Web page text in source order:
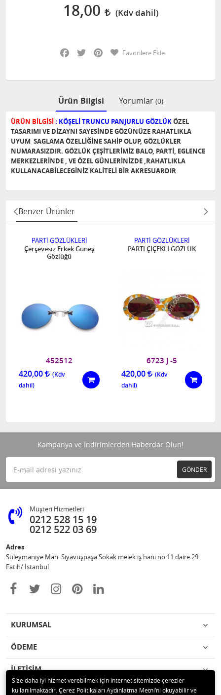
18,00
Facebook
Twitter PinterestFavorilere Ekle
Ürün Bilgisi Yorumlar (0)
ÜRÜN BİLGİSİ : KÖŞELİ TRUNCU PANJURLU GÖZLÜKÖZEL
TASARIMI VE DİZAYNI SAYESİNDE GÖZÜNÜZE RAHATLIKLA
UYUM SAGLAMA ÖZELLİĞİNE SAHİP OLUP, GÖZLÜKLER
NUMARASIZDIR. GÖZLÜK ÇEŞİTLERİMİZ BALO, PARTİ, EGLENCE
MERKEZLERİNDE , VE ÖZEL GÜNLERİNİZDE ,RAHATLIKLA
KULLANACABİLECEGİNİZ KALİTELİ BİR AKRESUARDIR
Benzer Ürünler
PARTİ GÖZLÜKLERİ
Çerçevesiz Erkek Güneş
Gözlüğü
452512
420,00
PARTİ GÖZLÜKLERİ
PARTİ ÇİÇEKLİ GÖZLÜK
6723 J -5
420,00
Kampanya ve İndirimlerden Haberdar Olun!
GÖNDER
Müşteri Hizmetleri
0212 528 15 19
0212 522 03 69
Adres
Süleymaniye Mah. Siyavuşpaşa Sokak melek iş hanı no:11 daire 29
Fatih/ İstanbul
KURUMSAL
ÖDEME
İLETİŞİM
Size daha iyi hizmet verebilmek için internet sitemizde çerezler
kullanılmaktadır. Çerez Politikaları Aydınlatma Metni’ni okuyabilir ve